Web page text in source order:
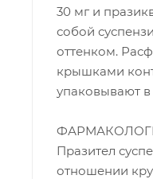
30 мг и
собой
оттенком.
крышками
упаковывают
Празител
отношении